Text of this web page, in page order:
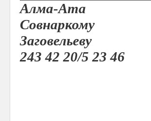
Алма-Ата
Совнаркому
Заговельеву
243 42 20/5 23 46